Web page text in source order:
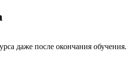
даже после окончания обучения.